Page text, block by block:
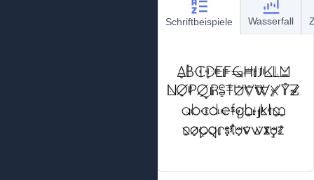
Schriftbeispiele Wasserfall